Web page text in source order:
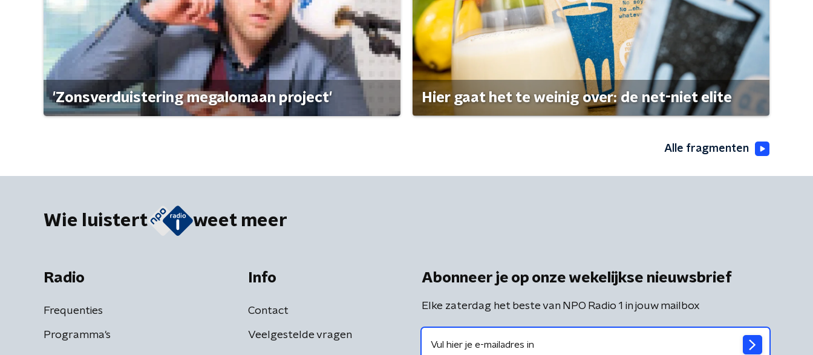
'Zonsverduistering megalomaan project' Hier gaat het te weinig over: de net-niet elite
Alle fragmenten
Wie luistert weet meer
Radio
Frequenties
Programma's
Info
Contact
Veelgestelde vragen
Abonneer je op onze wekelijkse nieuwsbrief
Elke zaterdag het beste van NPO Radio 1 in jouw mailbox